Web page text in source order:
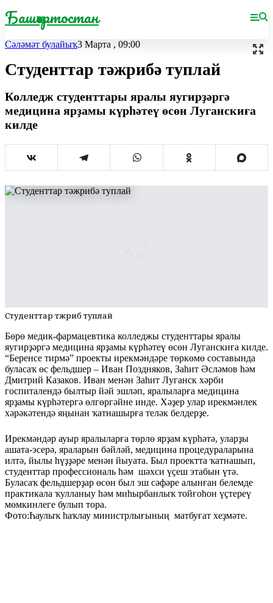
Башҡортостан
Сәләмәт булайыҡ3 Марта , 09:00
Студенттар тәжрибә туплай
Колледж студенттары яралы яугирҙәргә
медицина ярҙамы күрһәтеү өсөн Луганскиға
килде
Студенттар тәжрибә туплай
Бөрө медик-фармацевтика колледжы студенттары яралы
яугирҙәргә медицина ярҙамы күрһәтеү өсөн Луганскиға килде.
“Беренсе тирмә” проекты ирекмәндәре төркөмө составында
буласаҡ өс фельдшер – Иван Поздняков, Заһит Әсләмов һәм
Дмитрий Казаков. Иван менән Заһит Луганск хәрби
госпиталендә былтыр йәй эшләп, яралыларға медицина
ярҙамы күрһәтергә өлгөргәйне инде. Хәҙер улар ирекмәнлек
хәрәкәтендә яңынан ҡатнашырға теләк белдерҙе.
Ирекмәндәр ауыр яралыларға төрлө ярҙам күрһәтә, уларҙы
ашата-эсерә, яраларын бәйләй, медицина процедураларына
илтә, йылы һүҙҙәре менән йыуата. Был проектта ҡатнашып,
студенттар профессиональ һәм шәхси үҫеш этабын үтә.
Буласаҡ фельдшерҙар өсөн был эш сәфәре алынған белемде
практикала ҡулланыу һәм миһырбанлыҡ тойғоһон үҫтереү
мөмкинлеге булып тора.
Фото:Һаулыҡ һаҡлау министрлығының матбуғат хеҙмәте.